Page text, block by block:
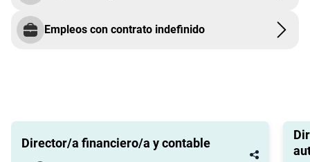
Empleos con contrato indefinido
Director/a financiero/a y contable